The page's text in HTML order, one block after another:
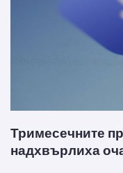
Тримесечните
надхвърлиха